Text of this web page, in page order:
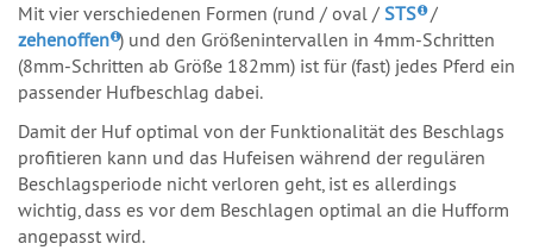
Mit vier verschiedenen Formen (rund / oval / STS /
zehenoffen ) und den Größenintervallen in 4mm-Schritten
(8mm-Schritten ab Größe 182mm) ist für (fast) jedes Pferd ein
passender Hufbeschlag dabei.
Damit der Huf optimal von der Funktionalität des Beschlags
profitieren kann und das Hufeisen während der regulären
Beschlagsperiode nicht verloren geht, ist es allerdings
wichtig, dass es vor dem Beschlagen optimal an die Hufform
angepasst wird.